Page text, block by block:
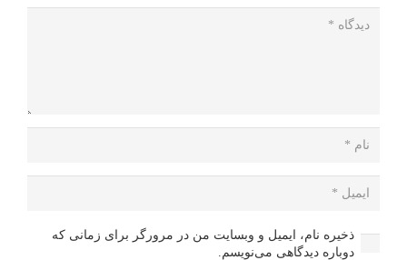
ذخیره نام، ایمیل و وبسایت من در مرورگر برای زمانی که
دوباره دیدگاهی می‌نویسم.